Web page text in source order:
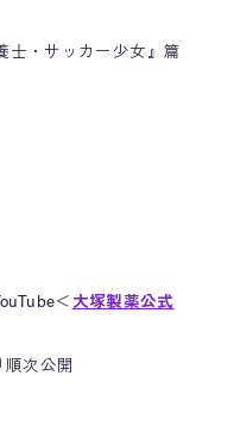
・サッカー少女』篇
＜ 大塚製薬公式
次公開